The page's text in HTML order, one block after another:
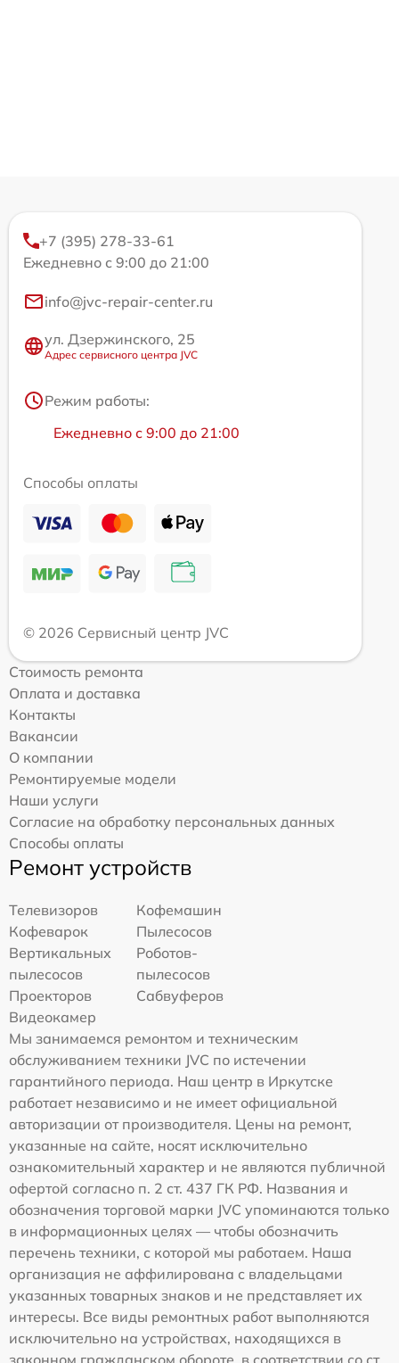
+7 (395) 278-33-61
Ежедневно с 9:00 до 21:00
info@jvc-repair-center.ru
ул. Дзержинского, 25
Адрес сервисного центра JVC
Режим работы:
Ежедневно с 9:00 до 21:00
Способы оплаты
© 2026 Сервисный центр JVC
Стоимость ремонта
Оплата и доставка
Контакты
Вакансии
О компании
Ремонтируемые модели
Наши услуги
Согласие на обработку персональных данных
Способы оплаты
Ремонт устройств
Телевизоров
Кофемашин
Кофеварок
Пылесосов
Вертикальных
пылесосов
Роботов-
пылесосов
Проекторов
Сабвуферов
Видеокамер
Мы занимаемся ремонтом и техническим
обслуживанием техники JVC по истечении
гарантийного периода. Наш центр в Иркутске
работает независимо и не имеет официальной
авторизации от производителя. Цены на ремонт,
указанные на сайте, носят исключительно
ознакомительный характер и не являются публичной
офертой согласно п. 2 ст. 437 ГК РФ. Названия и
обозначения торговой марки JVC упоминаются только
в информационных целях — чтобы обозначить
перечень техники, с которой мы работаем. Наша
организация не аффилирована с владельцами
указанных товарных знаков и не представляет их
интересы. Все виды ремонтных работ выполняются
исключительно на устройствах, находящихся в